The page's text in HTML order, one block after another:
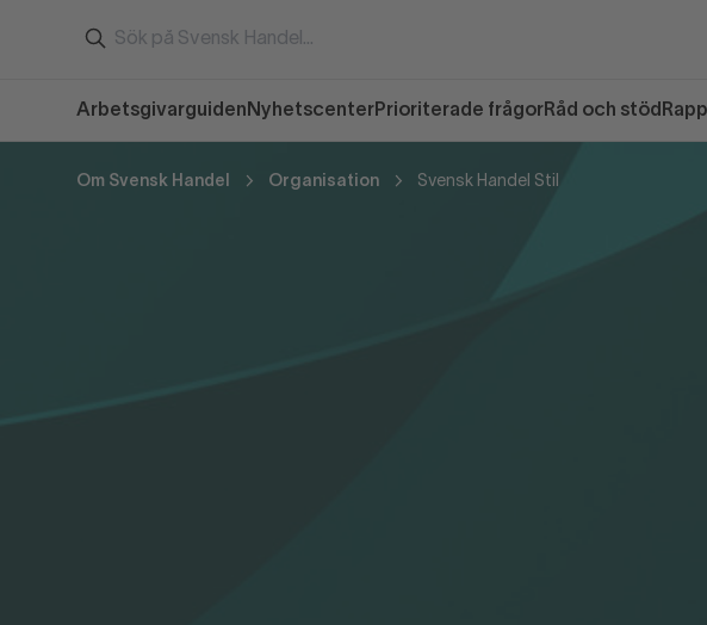
Arbetsgivarguiden Nyhetscenter Prioriterade frågor Råd och stöd
Om Svensk Handel Organisation Svensk Handel Stil